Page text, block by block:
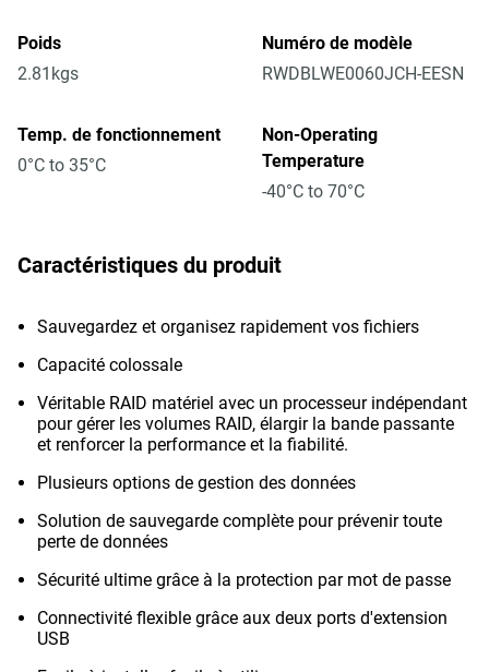
Poids
2.81kgs
Numéro de modèle
RWDBLWE0060JCH-EESN
Temp. de fonctionnement
0°C to 35°C
Non-Operating
Temperature
-40°C to 70°C
Caractéristiques du produit
Sauvegardez et organisez rapidement vos fichiers
Capacité colossale
Véritable RAID matériel avec un processeur indépendant
pour gérer les volumes RAID, élargir la bande passante
et renforcer la performance et la fiabilité.
Plusieurs options de gestion des données
Solution de sauvegarde complète pour prévenir toute
perte de données
Sécurité ultime grâce à la protection par mot de passe
Connectivité flexible grâce aux deux ports d'extension
USB